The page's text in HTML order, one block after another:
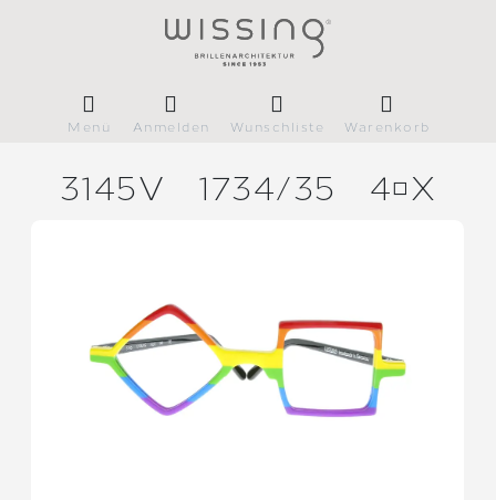
Menü Anmelden Wunschliste Warenkorb
3145V 1734/35 4X